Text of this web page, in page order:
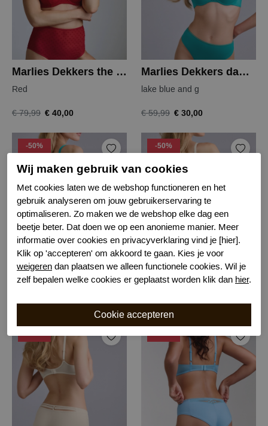
Marlies Dekkers the art of love taille
Red
€ 79,99 € 40,00
Marlies Dekkers dame de paris string
lake blue and g
€ 59,99 € 30,00
-50%
Marlies Dekkers dame de paris hipster
lake blue and g
€ 59,99 € 30,00
-50%
pristine
€ 54,95 € 27,48
-50% -50%
Wij maken gebruik van cookies
Met cookies laten we de webshop functioneren en het
gebruik analyseren om jouw gebruikerservaring te
optimaliseren. Zo maken we de webshop elke dag een
beetje beter. Dat doen we op een anonieme manier. Meer
informatie over cookies en privacyverklaring vind je [hier].
Klik op 'accepteren' om akkoord te gaan. Kies je voor
weigeren dan plaatsen we alleen functionele cookies. Wil je
zelf bepalen welke cookies er geplaatst worden klik dan hier.